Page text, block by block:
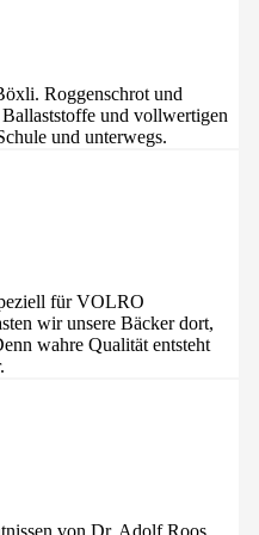
Roggenschrot und
und vollwertigen
und unterwegs.
für VOLRO
wir unsere Bäcker dort,
wahre Qualität entsteht
von Dr. Adolf Roos,